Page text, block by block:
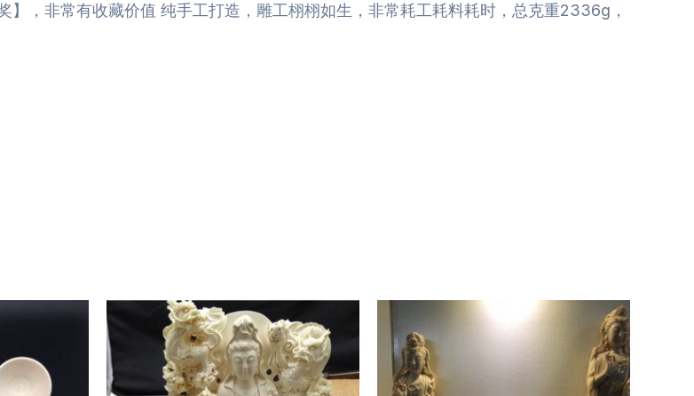
】，非常有收藏价值 纯手工打造，雕工栩栩如生，非常耗工耗料耗时，总克重2336g，